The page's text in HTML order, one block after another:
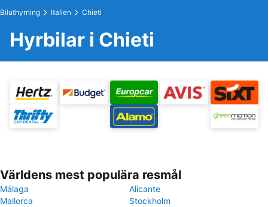
Biluthyrning Italien Chieti
Hyrbilar i Chieti
Världens mest populära resmål
Málaga
Alicante
Mallorca
Stockholm